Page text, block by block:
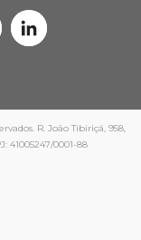
R. João Tibiriçá, 958,
41005247/0001-88